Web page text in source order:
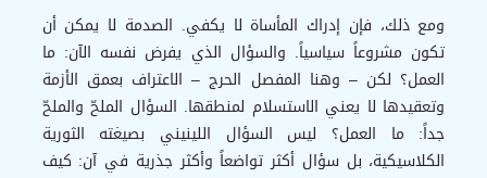
ومع ذلك، فإن إدراك المأساة لا يكفي. الصدمة لا يمكن أن
تكون مشروعاً سياسياً. والسؤال الذي يفرض نفسه الآن: ما
العمل؟ لكن – وهنا المفصل الحرج – الاعتراف بعمق الأزمة
وتعقيدها لا يعني الاستسلام لمنطقها. السؤال الملحّ والملحّ
جداً: ما العمل؟ ليس السؤال اللينيني بصيغته الثورية
الكلاسيكية، بل سؤال أكثر تواضعاً وأكثر جذرية في آن: كيف